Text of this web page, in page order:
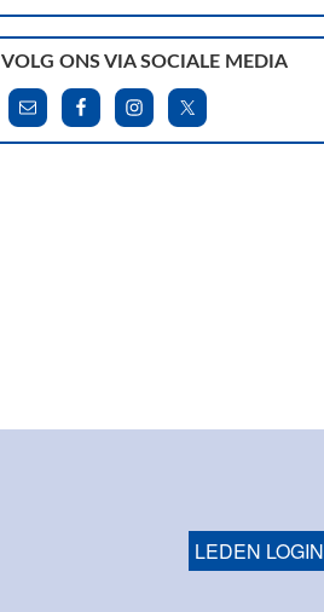
VOLG ONS VIA SOCIALE MEDIA
LEDEN LOGIN